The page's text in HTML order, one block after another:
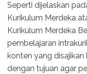
Seperti dijelaskan
Kurikulum Merdeka
Kurikulum Merdeka
pembelajaran
konten yang
dengan tujuan agar